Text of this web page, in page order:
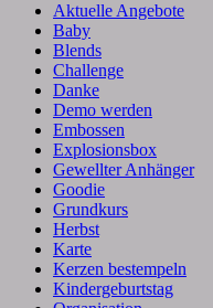
Aktuelle Angebote
Baby
Blends
Challenge
Danke
Demo werden
Embossen
Explosionsbox
Gewellter Anhänger
Goodie
Grundkurs
Herbst
Karte
Kerzen bestempeln
Kindergeburtstag